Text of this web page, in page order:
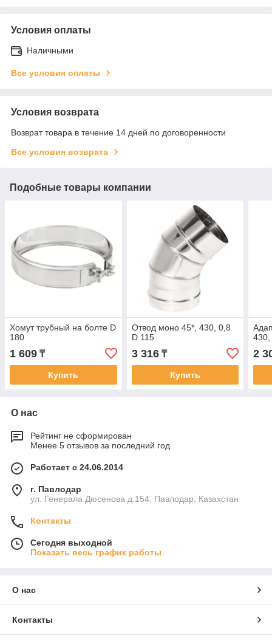
Условия оплаты
Наличными
Все условия оплаты
Условия возврата
Возврат товара в течение 14 дней по договоренности
Все условия возврата
Подобные товары компании
Хомут трубный на болте D
180
1 609 ₸
Купить
Отвод моно 45*, 430, 0,8
D 115
3 316₸
Купить
430,
2
О нас
Рейтинг не сформирован
Менее 5 отзывов за последний год
Работает с 24.06.2014
г. Павлодар
ул. Генерала Дюсенова д.154, Павлодар, Казахстан
Контакты
Сегодня выходной
Показать весь график работы
О нас
Контакты